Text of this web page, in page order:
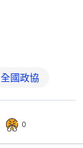
全國政協
0